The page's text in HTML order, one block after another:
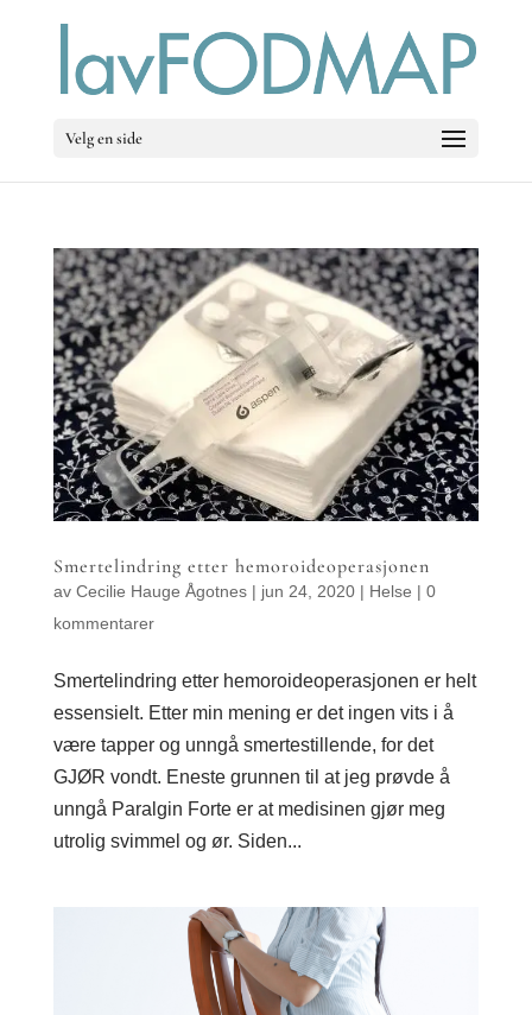
Velg en side
Smertelindring etter hemoroideoperasjonen
av Cecilie Hauge Ågotnes| jun 24, 2020| Helse | 0
kommentarer
Smertelindring etter hemoroideoperasjonen er helt
essensielt. Etter min mening er det ingen vits i å
være tapper og unngå smertestillende, for det
GJØR vondt. Eneste grunnen til at jeg prøvde å
unngå Paralgin Forte er at medisinen gjør meg
utrolig svimmel og ør. Siden...